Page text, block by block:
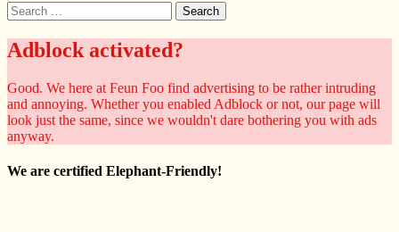
Search
for:
Adblock activated?
Good. We here at Feun Foo find advertising to be rather intruding
and annoying. Whether you enabled Adblock or not, our page will
look just the same, since we wouldn't dare bothering you with ads
anyway.
We are certified Elephant-Friendly!